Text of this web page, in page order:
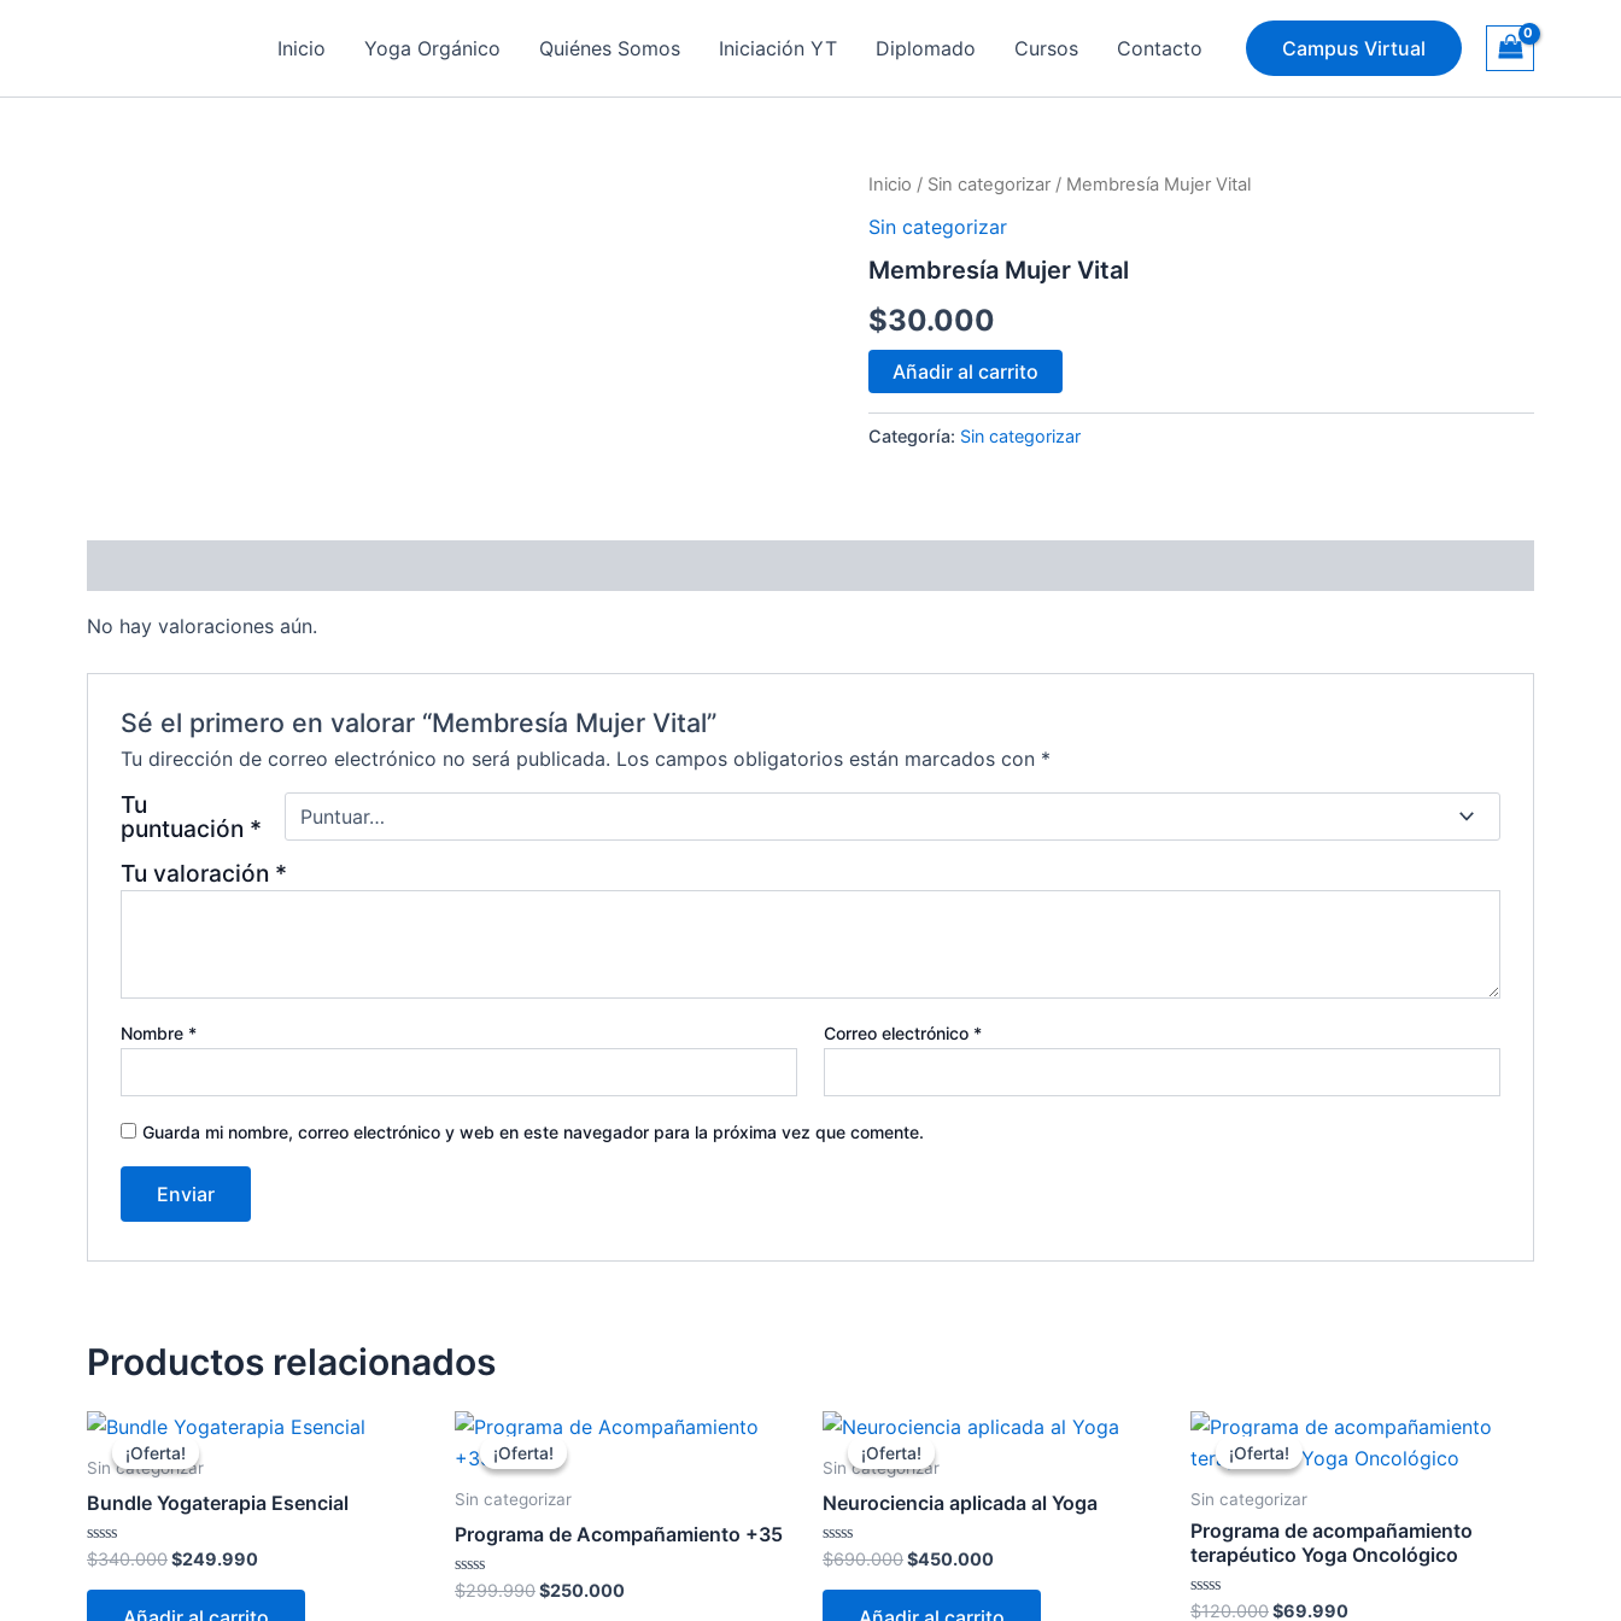
Inicio Yoga Orgánico Quiénes Somos Iniciación YT Diplomado Cursos Contacto Campus Virtual
Inicio / Sin categorizar / Membresía Mujer Vital
Sin categorizar
Membresía Mujer Vital
$30.000
Membresía
Vital
Añadir al carrito
Categoría: Sin categorizar
No hay valoraciones aún.
Sé el primero en valorar “Membresía Mujer Vital”
Tu dirección de correo electrónico no será publicada. Los campos obligatorios están marcados con *
Tu
puntuación *
Tu valoración *
Nombre * Correo electrónico *
Guarda mi nombre, correo electrónico y web en este navegador para la próxima vez que comente.
Productos relacionados
¡Oferta!
¡Oferta!
Sin categorizar
Bundle Yogaterapia Esencial
Valorado
con
0
$340.000
El
precio
original
$340.000.
$249.990
El
precio
$249.990.
¡Oferta!
¡Oferta!
Sin categorizar
Programa de Acompañamiento +35
Valorado
con
$299.990
El
precio
original
$299.990.
$250.000
El
precio
¡Oferta!
¡Oferta!
Sin categorizar
Neurociencia aplicada al Yoga
Valorado
con
0
$690.000
El
precio
original
$690.000.
$450.000
El
precio
$450.000.
¡Oferta!
¡Oferta!
Sin categorizar
Programa de acompañamiento
terapéutico Yoga Oncológico
Valorado
$120.000
El
precio
original
$120.000.
$69.990
El
precio
actual